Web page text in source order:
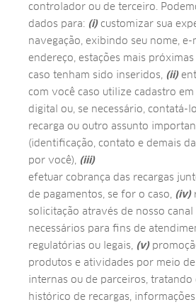
controlador ou de terceiro.
dados para: (i)customizar sua
navegação, exibindo seu nome,
endereço, estações mais
caso tenham sido inseridos, (ii)
com você caso utilize cadastro
digital ou, se necessário, contatá-
recarga ou outro assunto
(identificação, contato e demais
por você), (iii)
efetuar cobrança das recargas
de pagamentos, se for o caso, (iv)
solicitação através de nosso
necessários para fins de
regulatórias ou legais, (v)
produtos e atividades por meio
internas ou de parceiros, tratando
histórico de recargas,